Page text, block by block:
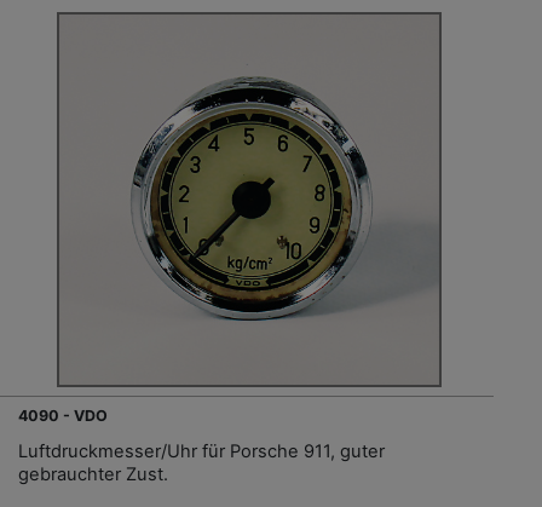
4090 - VDO
Luftdruckmesser/Uhr für Porsche 911, guter
gebrauchter Zust.